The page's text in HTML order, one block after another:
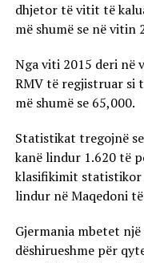
dhjetor të vitit të
më shumë se në vitin
Nga viti 2015 deri në
RMV të regjistruar si
më shumë se 65,000.
Statistikat tregojnë
kanë lindur 1.620 të
klasifikimit statistikor
lindur në Maqedoni
Gjermania mbetet
dëshirueshme për